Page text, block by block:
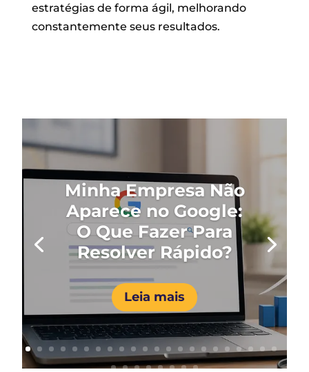
estratégias de forma ágil, melhorando
constantemente seus resultados.
Minha Empresa Não
Aparece no Google:
O Que Fazer Para
Resolver Rápido?
Leia mais